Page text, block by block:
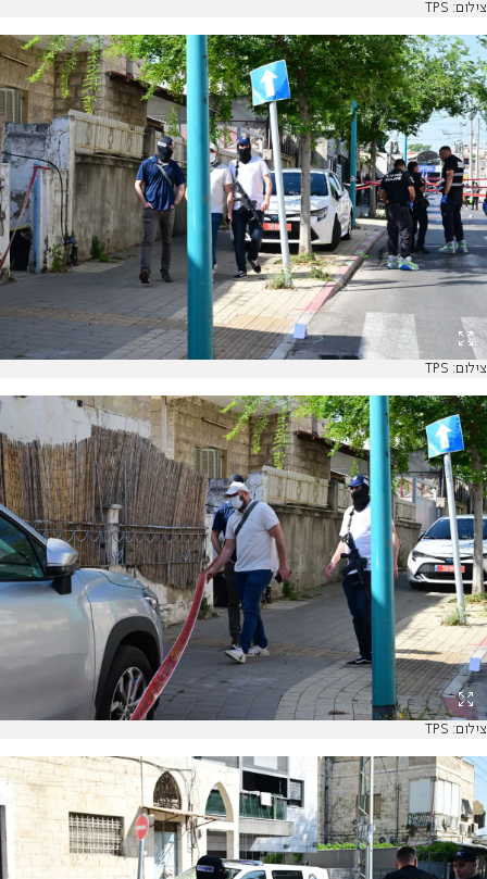
צילום: TPS
צילום: TPS
צילום: TPS